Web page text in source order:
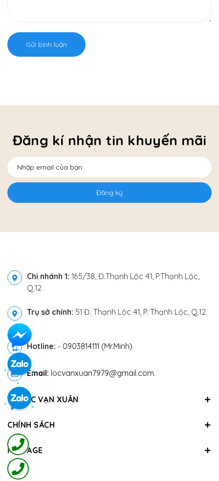
Gửi bình luận
Đăng kí nhận tin khuyến mãi
Đăng ký
Chi nhánh 1: 165/38, Đ.Thạnh Lộc 41, P.Thạnh Lộc,
Q.12
Trụ sở chính: 51 Đ. Thạnh Lộc 41, P. Thạnh Lộc, Q.12.
Hotline: - 0903814111 (Mr.Minh)
Email: locvanxuan7979@gmail.com.
VỀ LỘC VẠN XUÂN
CHÍNH SÁCH
FANPAGE